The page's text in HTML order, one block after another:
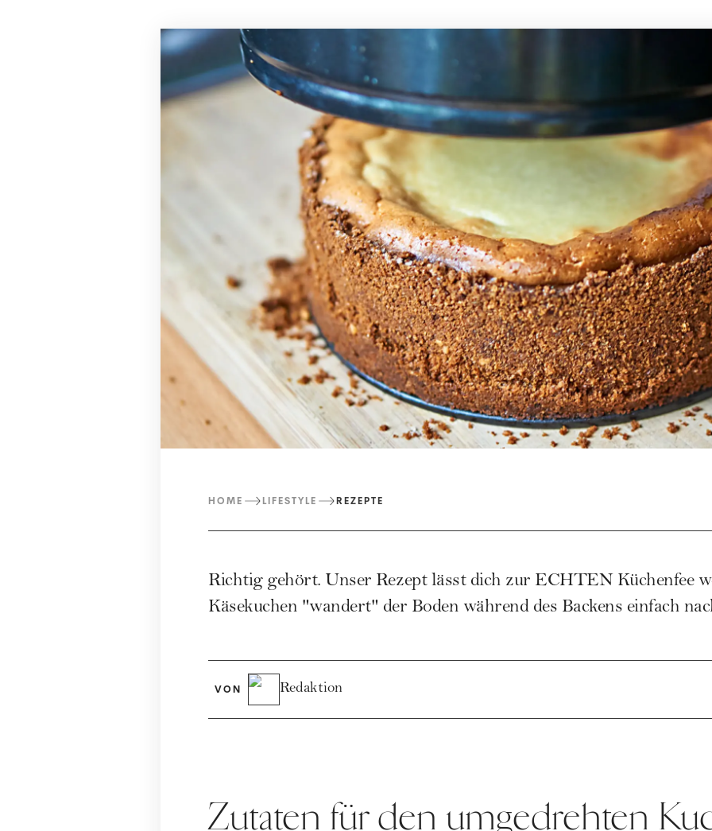
HOME LIFESTYLE REZEPTE
Richtig gehört. Unser Rezept lässt dich zur ECHTEN Küchenfee
Käsekuchen "wandert" der Boden während des Backens einfach
VON Redaktion
Zutaten für den umgedrehten